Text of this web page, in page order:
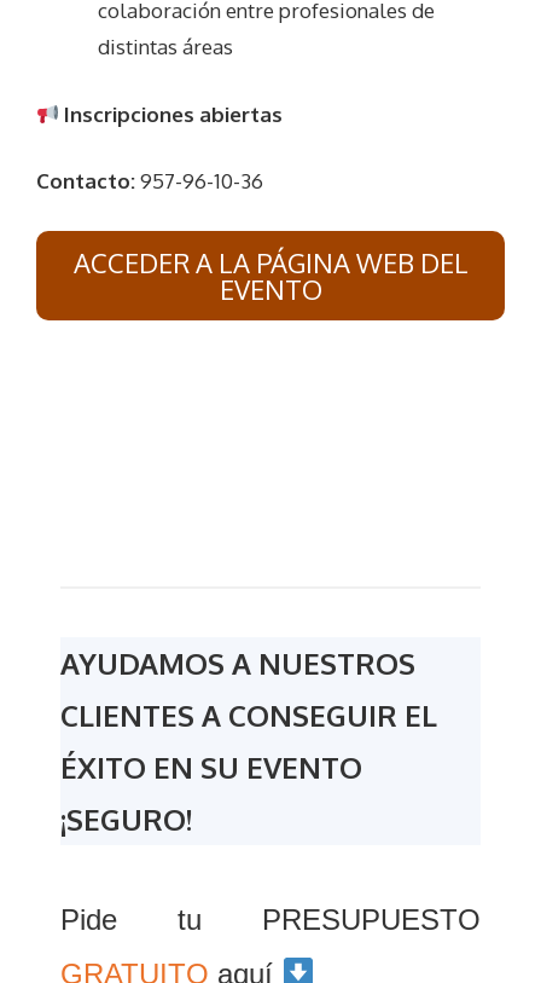
colaboración entre profesionales de
distintas áreas
Inscripciones abiertas
Contacto:957-96-10-36
ACCEDER A LA PÁGINA WEB DEL
EVENTO
AYUDAMOS A NUESTROS
CLIENTES A CONSEGUIR EL
ÉXITO EN SU EVENTO
¡SEGURO!
Pide tu PRESUPUESTO
GRATUITO aquí